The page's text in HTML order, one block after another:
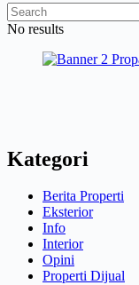
No results
Kategori
Berita Properti
Eksterior
Info
Interior
Opini
Properti Dijual